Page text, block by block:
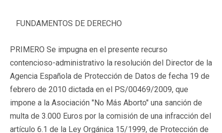
FUNDAMENTOS DE DERECHO
PRIMERO Se impugna en el presente recurso
contencioso-administrativo la resolución del Director de la
Agencia Española de Protección de Datos de fecha 19 de
febrero de 2010 dictada en el PS/00469/2009, que
impone a la Asociación "No Más Aborto" una sanción de
multa de 3.000 Euros por la comisión de una infracción del
artículo 6.1 de la Ley Orgánica 15/1999, de Protección de